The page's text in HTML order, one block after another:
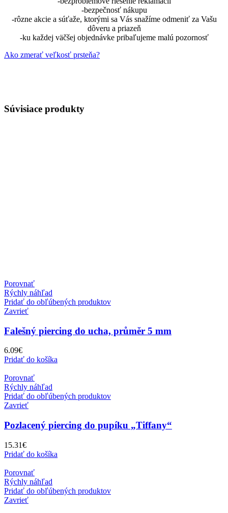
-bezpečnosť nákupu
-rôzne akcie a súťaže, ktorými sa Vás snažíme odmeniť za Vašu
dôveru a priazeň
-ku každej väčšej objednávke pribaľujeme malú pozornosť
Ako zmerať veľkosť prsteňa?
Súvisiace produkty
Porovnať
Rýchly náhľad
Pridať do obľúbených produktov
Zavrieť
Falešný piercing do ucha, průměr 5 mm
6.09€
Pridať do košíka
Porovnať
Rýchly náhľad
Pridať do obľúbených produktov
Zavrieť
Pozlacený piercing do pupíku „Tiffany“
15.31€
Pridať do košíka
Porovnať
Rýchly náhľad
Pridať do obľúbených produktov
Zavrieť